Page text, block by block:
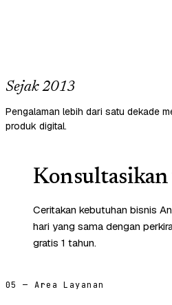
Sejak 2013
Pengalaman lebih dari satu dekade
produk digital.
Ceritakan kebutuhan bisnis
hari yang sama dengan
gratis 1 tahun.
05 — Area Layanan